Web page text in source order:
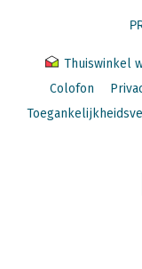
Thuiswinkel
Colofon